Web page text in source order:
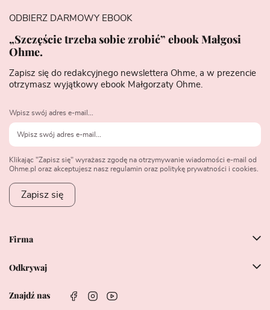
Firma
Odkrywaj
Znajdź nas
ODBIERZ DARMOWY EBOOK
„Szczęście trzeba sobie zrobić” ebook Małgosi
Ohme.
Zapisz się do redakcyjnego newslettera Ohme, a w prezencie
otrzymasz wyjątkowy ebook Małgorzaty Ohme.
Wpisz swój adres e-mail...
Klikając "Zapisz się" wyrażasz zgodę na otrzymywanie wiadomości e-mail od
Ohme.pl oraz akceptujesz nasz regulamin oraz politykę prywatności i cookies.
Zapisz się